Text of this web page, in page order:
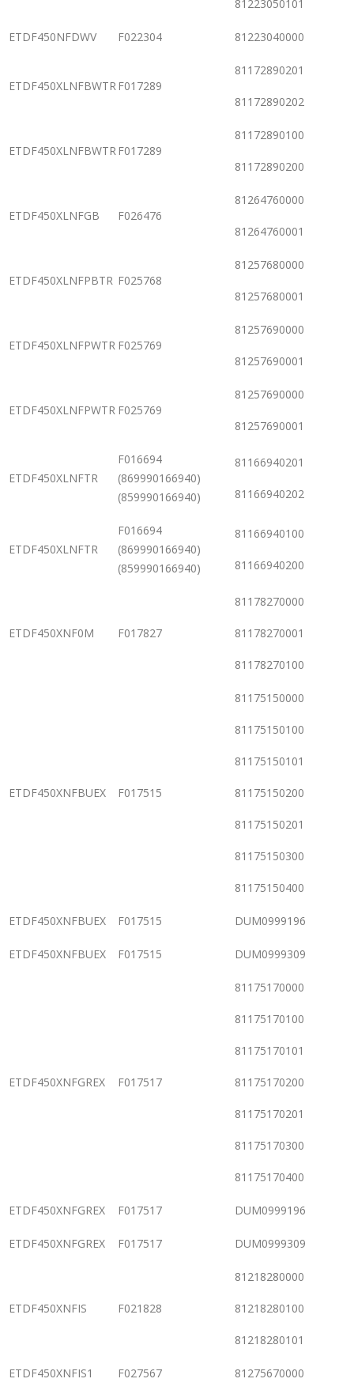
81223050101
ETDF450NFDWV F022304 81223040000
ETDF450XLNFBWTR F017289
81172890201
81172890202
ETDF450XLNFBWTR F017289
81172890100
81172890200
ETDF450XLNFGB F026476
81264760000
81264760001
ETDF450XLNFPBTR F025768
81257680000
81257680001
ETDF450XLNFPWTR F025769
81257690000
81257690001
ETDF450XLNFPWTR F025769
81257690000
81257690001
ETDF450XLNFTR
F016694
(869990166940)
(859990166940)
81166940201
81166940202
ETDF450XLNFTR
F016694
(869990166940)
(859990166940)
81166940100
81166940200
ETDF450XNF0M F017827
81178270000
81178270001
81178270100
ETDF450XNFBUEX F017515
81175150000
81175150100
81175150101
81175150200
81175150201
81175150300
81175150400
ETDF450XNFBUEX F017515 DUM0999196
ETDF450XNFBUEX F017515 DUM0999309
ETDF450XNFGREX F017517
81175170000
81175170100
81175170101
81175170200
81175170201
81175170300
81175170400
ETDF450XNFGREX F017517 DUM0999196
ETDF450XNFGREX F017517 DUM0999309
ETDF450XNFIS F021828
81218280000
81218280100
81218280101
ETDF450XNFIS1 F027567 81275670000